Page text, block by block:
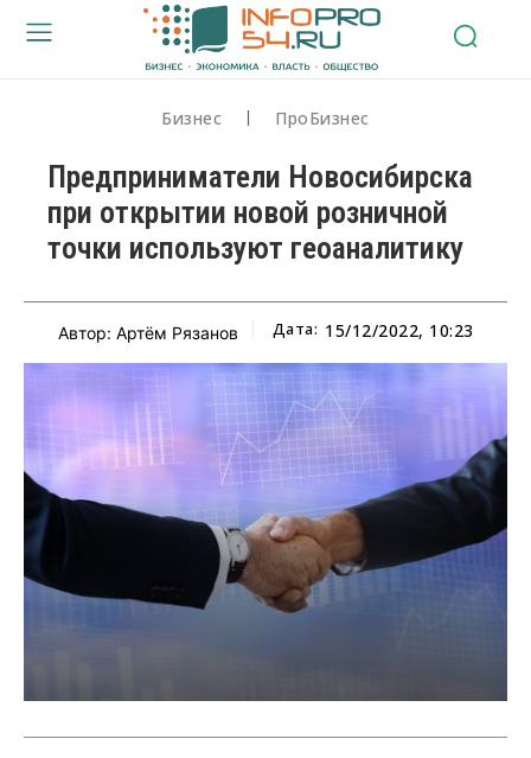
Бизнес ПроБизнес
Предприниматели Новосибирска
при открытии новой розничной
точки используют геоаналитику
Автор: Артём Рязанов Дата: 15/12/2022, 10:23